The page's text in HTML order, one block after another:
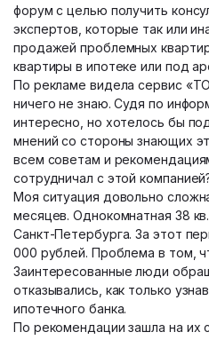
форум с целью получить
экспертов, которые так или
продажей проблемных
квартиры в ипотеке или под
По рекламе видела сервис
ничего не знаю. Судя по
интересно, но хотелось бы
мнений со стороны знающих
всем советам и
сотрудничал с этой
Моя ситуация довольно
месяцев. Однокомнатная 38
Санкт-Петербурга. За этот
000 рублей. Проблема в том,
Заинтересованные люди
отказывались, как только
ипотечного банка.
По рекомендации зашла на их